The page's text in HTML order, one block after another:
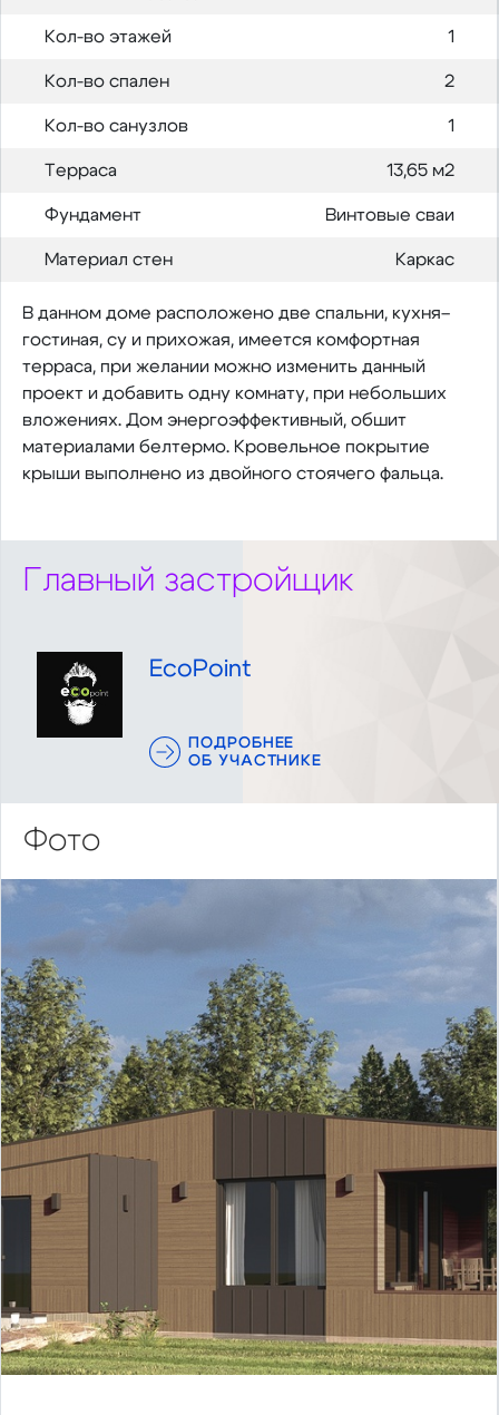
Кол-во этажей 1
Кол-во спален 2
Кол-во санузлов 1
Терраса 13,65 м2
Фундамент Винтовые сваи
Материал стен Каркас
В данном доме расположено две спальни, кухня–
гостиная, су и прихожая, имеется комфортная
терраса, при желании можно изменить данный
проект и добавить одну комнату, при небольших
вложениях. Дом энергоэффективный, обшит
материалами белтермо. Кровельное покрытие
крыши выполнено из двойного стоячего фальца.
Главный застройщик
EcoPoint
ПОДРОБНЕЕ
ОБ УЧАСТНИКЕ
Фото